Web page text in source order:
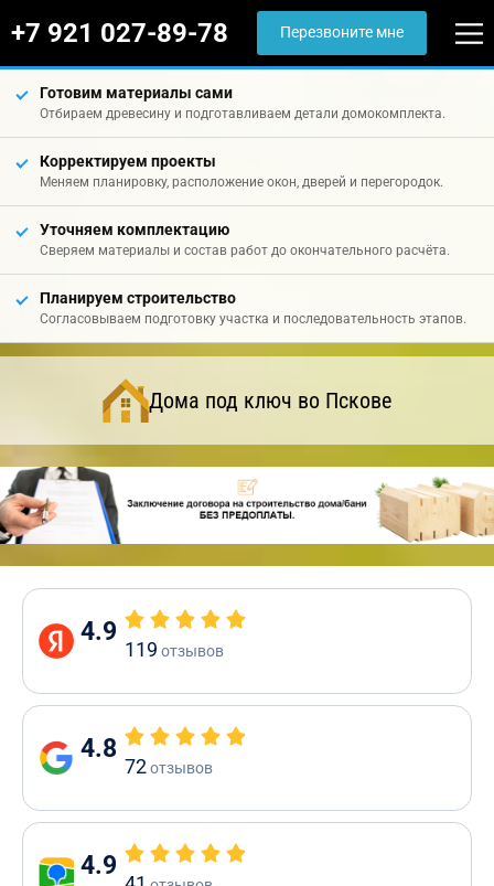
+7 921 027-89-78 Перезвоните мне
Готовим материалы сами
Отбираем древесину и подготавливаем детали домокомплекта.
Корректируем проекты
Меняем планировку, расположение окон, дверей и перегородок.
Уточняем комплектацию
Сверяем материалы и состав работ до окончательного расчёта.
Планируем строительство
Согласовываем подготовку участка и последовательность этапов.
Дома под ключ во Пскове
4.9
119 отзывов
4.8
72отзывов
4.9